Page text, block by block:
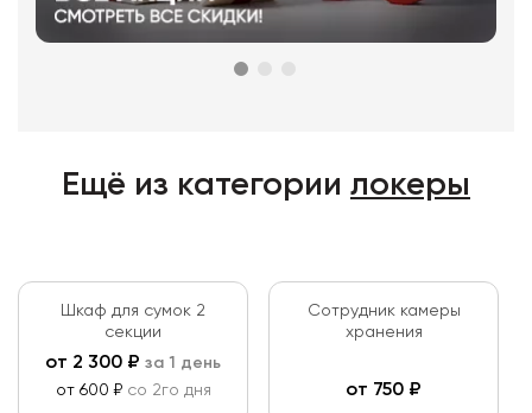
Ещё из категории локеры
Шкаф для сумок 2
секции
от 2 300 ₽ за 1 день
от 600 ₽ со 2го дня
Сотрудник камеры
хранения
от 750 ₽